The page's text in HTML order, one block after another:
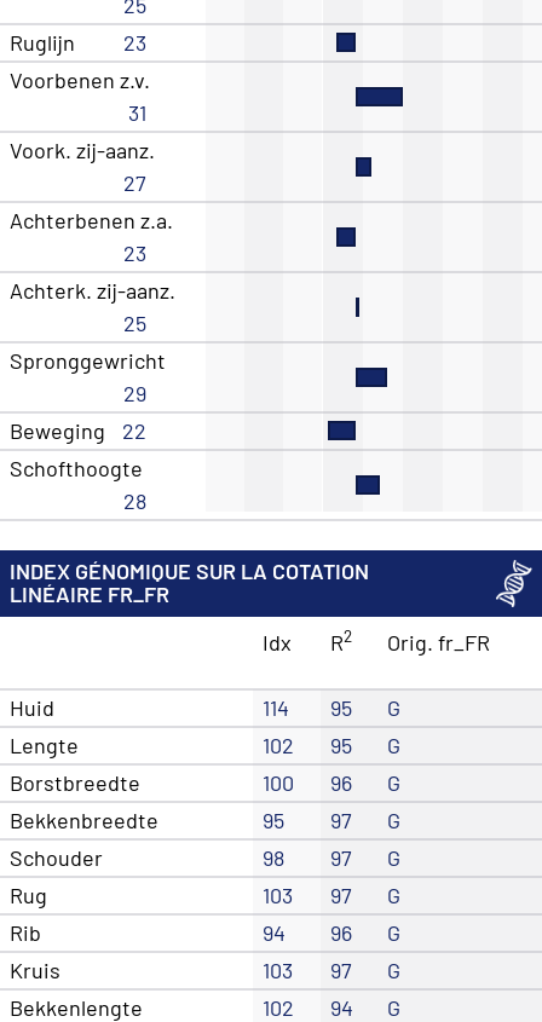
Ruglijn
23
Voorbenen z.v.
31
Voork. zij-aanz.
27
Achterbenen z.a.
23
Achterk. zij-aanz.
25
Spronggewricht
29
Beweging
22
Schofthoogte
28
INDEX GÉNOMIQUE SUR LA COTATION
LINÉAIRE FR_FR
Idx
R2 Orig. fr_FR
Huid 114 95
G
Lengte
102 95
G
Borstbreedte
100 96
G
Bekkenbreedte
95 97
G
Schouder
98 97
G
Rug
103 97
G
Rib
94 96
G
Kruis
103 97
G
Bekkenlengte
102 94
G